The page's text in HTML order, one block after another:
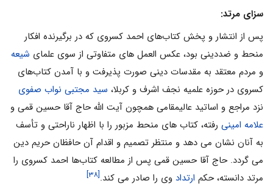
سزای مرتد:
پس از انتشار و پخش کتاب‌های احمد کسروی که در برگیرنده افکار
منحط و ضددینی بود، عکس العمل های متفاوتی از سوی علمای شیعه
و مردم معتقد به مقدسات دینی صورت پذیرفت و با آمدن کتاب‌های
کسروی در حوزه علمیه نجف اشرف و کربلا، سید مجتبی نواب صفوی
نزد مراجع و اساتید عالیمقامی همچون آیت الله حاج آقا حسین قمی و
علامه امینی رفته، کتاب های منحط مزبور را با اظهار ناراحتی و تأسف
به آنان نشان می دهد و منتظر تصمیم و اقدام آن حافظان حریم دین
می گردد. حاج آقا حسین قمی پس از مطالعه کتاب‌ها احمد کسروی را
مرتد دانسته، حکم ارتداد وی را صادر می کند.[۳۸]